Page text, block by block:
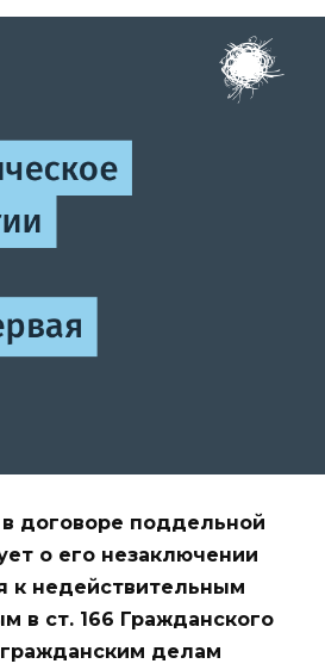
договоре поддельной
о его незаключении
к недействительным
в ст. 166 Гражданского
делам